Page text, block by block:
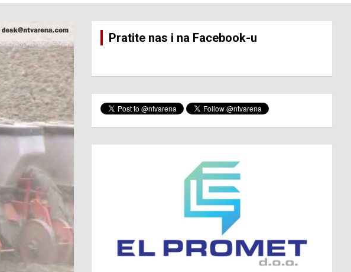
Pratite nas i na Facebook-u